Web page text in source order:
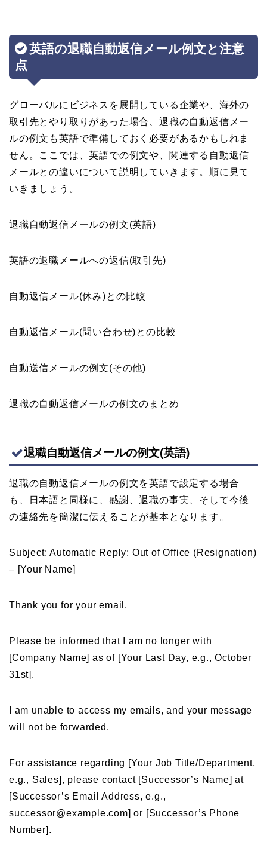
英語の退職自動返信メール例文と注意
点
グローバルにビジネスを展開している企業や、海外の
取引先とやり取りがあった場合、退職の自動返信メー
ルの例文も英語で準備しておく必要があるかもしれま
せん。ここでは、英語での例文や、関連する自動返信
メールとの違いについて説明していきます。順に見て
いきましょう。
退職自動返信メールの例文(英語)
英語の退職メールへの返信(取引先)
自動返信メール(休み)との比較
自動返信メール(問い合わせ)との比較
自動送信メールの例文(その他)
退職の自動返信メールの例文のまとめ
退職自動返信メールの例文(英語)
退職の自動返信メールの例文を英語で設定する場合
も、日本語と同様に、感謝、退職の事実、そして今後
の連絡先を簡潔に伝えることが基本となります。
Subject: Automatic Reply: Out of Office (Resignation)
– [Your Name]
Thank you for your email.
Please be informed that I am no longer with
[Company Name] as of [Your Last Day, e.g., October
31st].
I am unable to access my emails, and your message
will not be forwarded.
For assistance regarding [Your Job Title/Department,
e.g., Sales], please contact [Successor’s Name] at
[Successor’s Email Address, e.g.,
successor@example.com] or [Successor’s Phone
Number].